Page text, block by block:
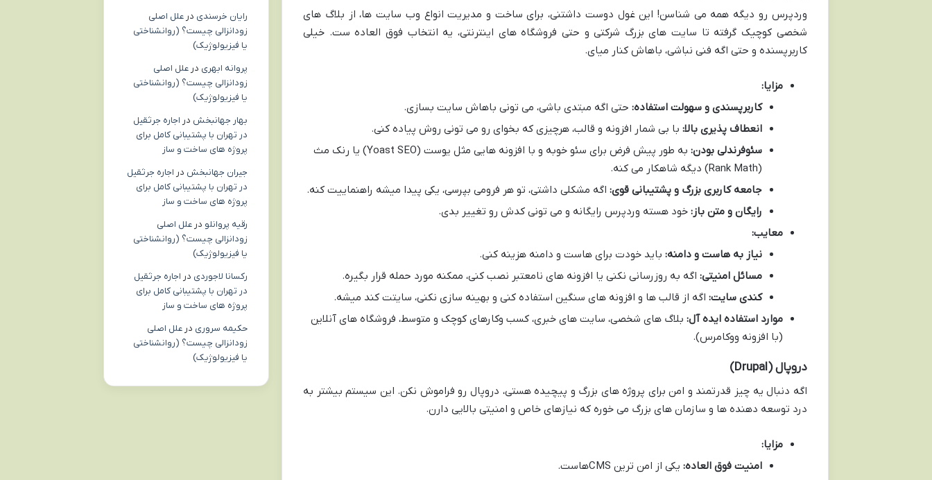
وردپرس رو دیگه همه می شناسن! این غول دوست داشتنی، برای ساخت و مدیریت انواع وب سایت ها، از بلاگ های
شخصی کوچیک گرفته تا سایت های بزرگ شرکتی و حتی فروشگاه های اینترنتی، یه انتخاب فوق العاده ست. خیلی
کاربرپسنده و حتی اگه فنی نباشی، باهاش کنار میای.
مزایا:
کاربرپسندی و سهولت استفاده: حتی اگه مبتدی باشی، می تونی باهاش سایت بسازی.
انعطاف پذیری بالا: با بی شمار افزونه و قالب، هرچیزی که بخوای رو می تونی روش پیاده کنی.
سئوفرندلی بودن:
به طور پیش فرض برای سئو خوبه و با افزونه هایی مثل یوست (Yoast SEO) یا رنک مث
(Rank Math) دیگه شاهکار می کنه.
جامعه کاربری بزرگ و پشتیبانی قوی: اگه مشکلی داشتی، تو هر فرومی بپرسی، یکی پیدا میشه راهنماییت کنه.
رایگان و متن باز: خود هسته وردپرس رایگانه و می تونی کدش رو تغییر بدی.
معایب:
نیاز به هاست و دامنه: باید خودت برای هاست و دامنه هزینه کنی.
مسائل امنیتی: اگه به روزرسانی نکنی یا افزونه های نامعتبر نصب کنی، ممکنه مورد حمله قرار بگیره.
کندی سایت: اگه از قالب ها و افزونه های سنگین استفاده کنی و بهینه سازی نکنی، سایتت کند میشه.
موارد استفاده ایده آل: بلاگ های شخصی، سایت های خبری، کسب وکارهای کوچک و متوسط، فروشگاه های آنلاین
(با افزونه ووکامرس).
دروپال (Drupal)
اگه دنبال یه چیز قدرتمند و امن برای پروژه های بزرگ و پیچیده هستی، دروپال رو فراموش نکن. این سیستم بیشتر به
درد توسعه دهنده ها و سازمان های بزرگ می خوره که نیازهای خاص و امنیتی بالایی دارن.
مزایا:
امنیت فوق العاده: یکی از امن ترین CMSهاست.
رایان خرسندی در علل اصلی
زودانزالی چیست؟ (روانشناختی
یا فیزیولوژیک)
پروانه ابهری در علل اصلی
زودانزالی چیست؟ (روانشناختی
یا فیزیولوژیک)
بهار جهانبخش در اجاره جرثقیل
در تهران با پشتیبانی کامل برای
پروژه های ساخت و ساز
جیران جهانبخش در اجاره جرثقیل
در تهران با پشتیبانی کامل برای
پروژه های ساخت و ساز
رقیه پروانلو در علل اصلی
زودانزالی چیست؟ (روانشناختی
یا فیزیولوژیک)
رکسانا لاجوردی در اجاره جرثقیل
در تهران با پشتیبانی کامل برای
پروژه های ساخت و ساز
حکیمه سروری در علل اصلی
زودانزالی چیست؟ (روانشناختی
یا فیزیولوژیک)